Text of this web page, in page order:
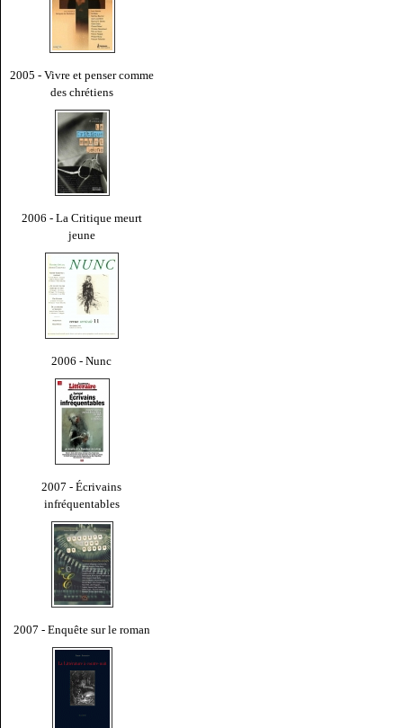
2005 - Vivre et penser comme
des chrétiens
2006 - La Critique meurt
jeune
2006 - Nunc
2007 - Écrivains
infréquentables
2007 - Enquête sur le roman